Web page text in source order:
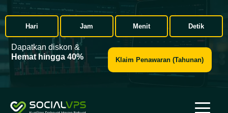
Hari Jam Menit Detik
Dapatkan diskon &
Hemat hingga 40%
Klaim Penawaran (Tahunan)